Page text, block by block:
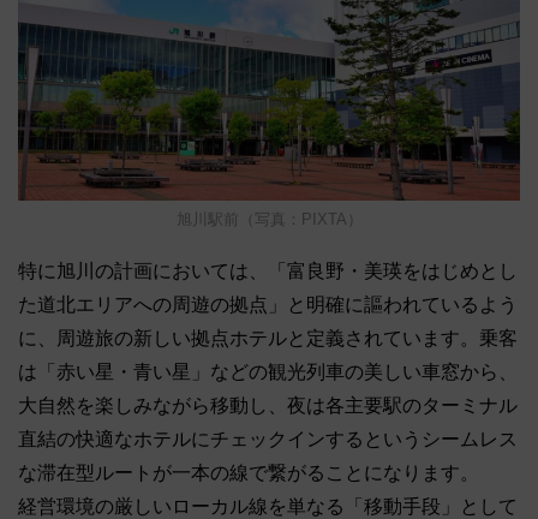
旭川駅前（写真：PIXTA）
特に旭川の計画においては、「富良野・美瑛をはじめとし
た道北エリアへの周遊の拠点」と明確に謳われているよう
に、周遊旅の新しい拠点ホテルと定義されています。乗客
は「赤い星・青い星」などの観光列車の美しい車窓から、
大自然を楽しみながら移動し、夜は各主要駅のターミナル
直結の快適なホテルにチェックインするというシームレス
な滞在型ルートが一本の線で繋がることになります。
経営環境の厳しいローカル線を単なる「移動手段」として